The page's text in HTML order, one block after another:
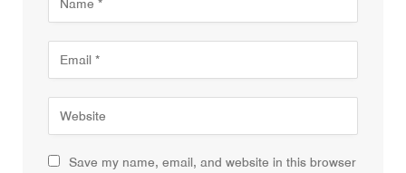
Save my name, email, and website in this browser